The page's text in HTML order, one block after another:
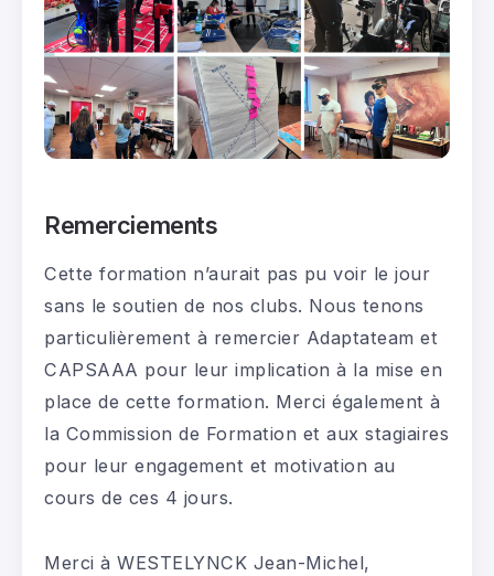
Remerciements
Cette formation n’aurait pas pu voir le jour
sans le soutien de nos clubs. Nous tenons
particulièrement à remercier Adaptateam et
CAPSAAA pour leur implication à la mise en
place de cette formation. Merci également à
la Commission de Formation et aux stagiaires
pour leur engagement et motivation au
cours de ces 4 jours.
Merci à WESTELYNCK Jean-Michel,